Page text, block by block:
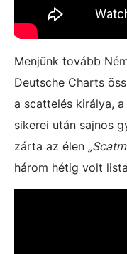
Menjünk tovább
Deutsche Charts
a scattelés királya,
sikerei után sajnos
zárta az élen
három hétig volt